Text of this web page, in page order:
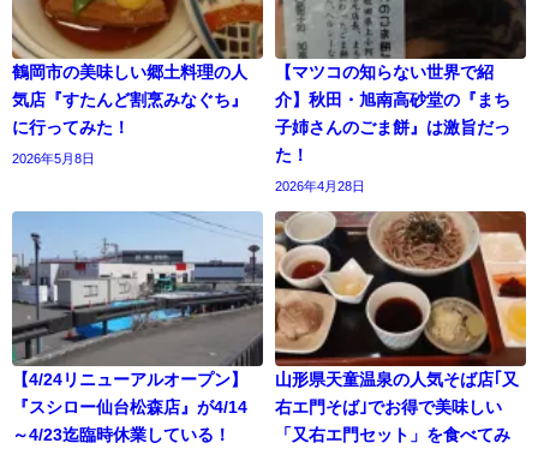
鶴岡市の美味しい郷土料理の人
気店『すたんど割烹みなぐち』
に行ってみた！
2026年5月8日
【マツコの知らない世界で紹
介】秋田・旭南高砂堂の『まち
子姉さんのごま餅』は激旨だっ
た！
2026年4月28日
【4/24リニューアルオープン】
『スシロー仙台松森店』が4/14
～4/23迄臨時休業している！
山形県天童温泉の人気そば店｢又
右エ門そば｣でお得で美味しい
「又右エ門セット」を食べてみ